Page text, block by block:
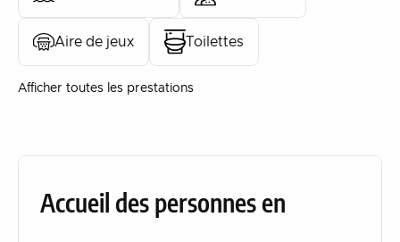
Aire de jeux Toilettes
Afficher toutes les prestations
Accueil des personnes en